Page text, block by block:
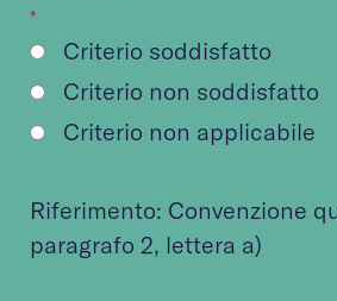
*
Criterio soddisfatto
Criterio non soddisfatto
Criterio non applicabile
Riferimento: Convenzione
paragrafo 2, lettera a)